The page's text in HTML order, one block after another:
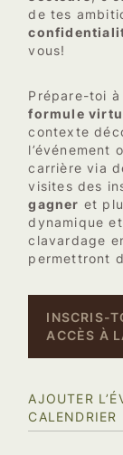
de tes
vous!
Prépare-toi
formule
contexte
l’événement
carrière via
visites des
gagner et
dynamique
clavardage
permettront
INSCRIS-
ACCÈS À
AJOUTER
CALENDRIER